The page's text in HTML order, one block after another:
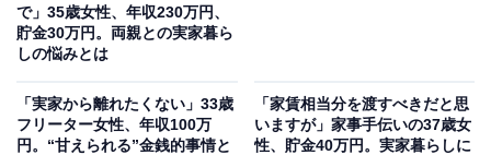
で」35歳女性、年収230万円、
貯金30万円。両親との実家暮ら
しの悩みとは
「実家から離れたくない」33歳
フリーター女性、年収100万
円。“甘えられる”金銭的事情と
「家賃相当分を渡すべきだと思
いますが」家事手伝いの37歳女
性、貯金40万円。実家暮らしに